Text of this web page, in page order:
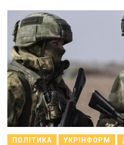
ПОЛІТИКА УКРІНФОРМ